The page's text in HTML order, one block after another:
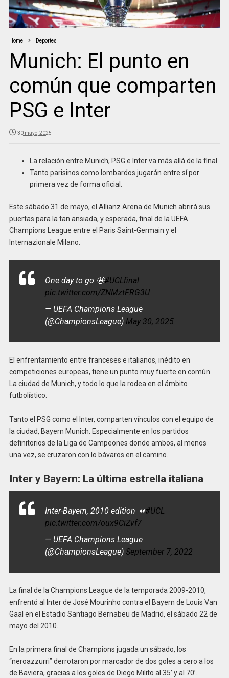
Home Deportes
Munich: El punto en
común que comparten
PSG e Inter
30 mayo, 2025
La relación entre Munich, PSG e Inter va más allá de la final.
Tanto parisinos como lombardos jugarán entre sí por
primera vez de forma oficial.
Este sábado 31 de mayo, el Allianz Arena de Munich abrirá sus
puertas para la tan ansiada, y esperada, final de la UEFA
Champions League entre el Paris Saint-Germain y el
Internazionale Milano.
One day to go 🤩#UCLfinal
pic.twitter.com/ZNMztFRG3U
— UEFA Champions League
(@ChampionsLeague) May 30, 2025
El enfrentamiento entre franceses e italianos, inédito en
competiciones europeas, tiene un punto muy fuerte en común.
La ciudad de Munich, y todo lo que la rodea en el ámbito
futbolístico.
Tanto el PSG como el Inter, comparten vínculos con el equipo de
la ciudad, Bayern Munich. Especialmente en los partidos
definitorios de la Liga de Campeones donde ambos, al menos
una vez, se cruzaron con lo bávaros en el camino.
Inter y Bayern: La última estrella italiana
Inter-Bayern, 2010 edition ⏪#UCL
pic.twitter.com/oux9CiZvf7
— UEFA Champions League
(@ChampionsLeague) September 7, 2022
La final de la Champions League de la temporada 2009-2010,
enfrentó al Inter de José Mourinho contra el Bayern de Louis Van
Gaal en el Estadio Santiago Bernabeu de Madrid, el sábado 22 de
mayo del 2010.
En la primera final de Champions jugada un sábado, los
“neroazzurri” derrotaron por marcador de dos goles a cero a los
de Baviera, gracias a los goles de Diego Milito al 35’ y al 70’.